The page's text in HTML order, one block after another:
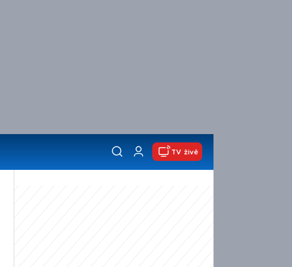
TV živě